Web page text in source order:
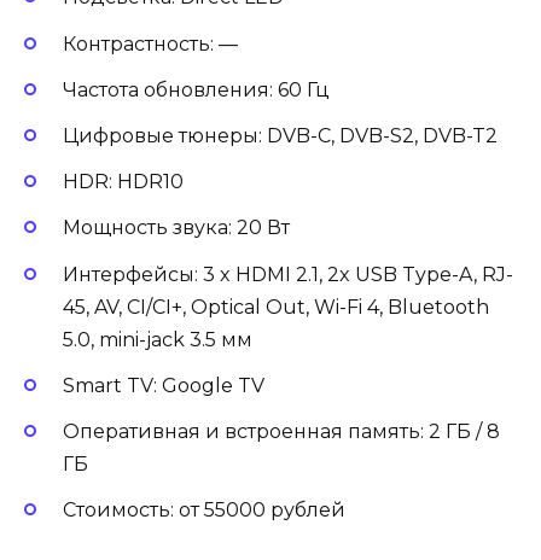
Контрастность: —
Частота обновления: 60 Гц
Цифровые тюнеры: DVB-C, DVB-S2, DVB-T2
HDR: HDR10
Мощность звука: 20 Вт
Интерфейсы: 3 x HDMI 2.1, 2x USB Type-A, RJ-
45, AV, CI/CI+, Optical Out, Wi-Fi 4, Bluetooth
5.0, mini-jack 3.5 мм
Smart TV: Google TV
Оперативная и встроенная память: 2 ГБ / 8
ГБ
Стоимость: от 55000 рублей